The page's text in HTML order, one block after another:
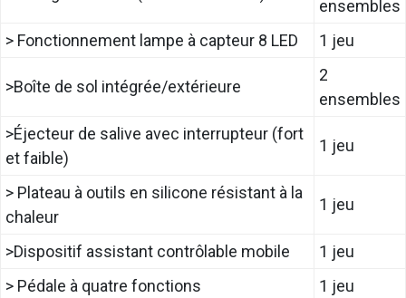
ensembles
> Fonctionnement lampe à capteur 8 LED
1 jeu
>Boîte de sol intégrée/extérieure
2
ensembles
>Éjecteur de salive avec interrupteur (fort
et faible)
1 jeu
> Plateau à outils en silicone résistant à la
chaleur
1 jeu
>Dispositif assistant contrôlable mobile
1 jeu
> Pédale à quatre fonctions
1 jeu